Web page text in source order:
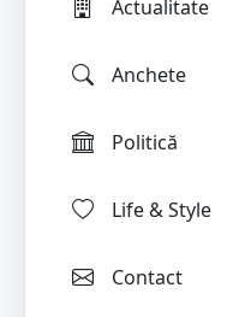
Actualitate
Anchete
Politică
Life & Style
Contact